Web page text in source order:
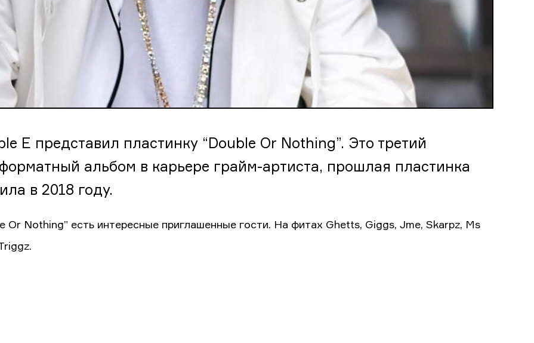
E представил пластинку “Double Or Nothing”. Это третий
альбом в карьере грайм-артиста, прошлая пластинка
в 2018 году.
Or Nothing” есть интересные приглашенные гости. На фитах Ghetts, Giggs, Jme, Skarpz, Ms